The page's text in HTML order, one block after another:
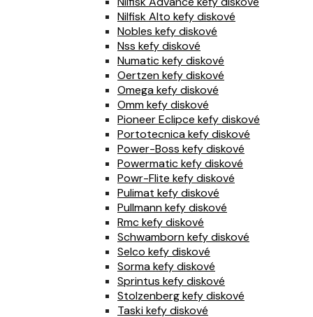
Nilfisk Alto kefy diskové
Nobles kefy diskové
Nss kefy diskové
Numatic kefy diskové
Oertzen kefy diskové
Omega kefy diskové
Omm kefy diskové
Pioneer Eclipce kefy diskové
Portotecnica kefy diskové
Power-Boss kefy diskové
Powermatic kefy diskové
Powr-Flite kefy diskové
Pulimat kefy diskové
Pullmann kefy diskové
Rmc kefy diskové
Schwamborn kefy diskové
Selco kefy diskové
Sorma kefy diskové
Sprintus kefy diskové
Stolzenberg kefy diskové
Taski kefy diskové